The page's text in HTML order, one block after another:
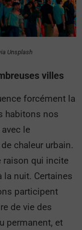
Unsplash
villes
forcément la
habitons nos
le
chaleur urbain.
raison qui incite
la nuit. Certaines
participent
de vie des
permanent, et